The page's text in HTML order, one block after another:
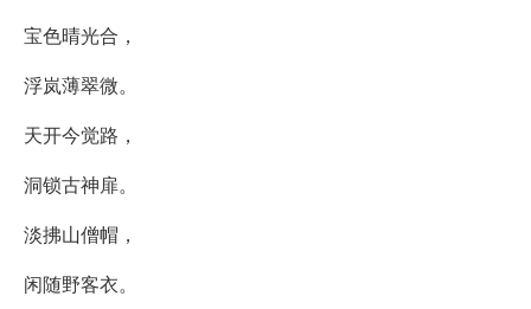
宝色晴光合，
浮岚薄翠微。
天开今觉路，
洞锁古神扉。
淡拂山僧帽，
闲随野客衣。